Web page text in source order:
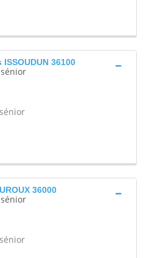
36100
36000